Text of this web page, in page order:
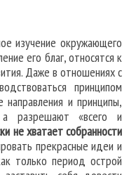
изучение окружающего
его благ, относятся к
Даже в отношениях с
принципом
и принципы,
разрешают «всего и
не хватает собранности
прекрасные идеи и
только период острой